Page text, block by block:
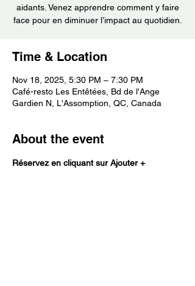
aidants. Venez apprendre comment y faire
face pour en diminuer l’impact au quotidien.
Time & Location
Nov 18, 2025, 5:30 PM – 7:30 PM
Café-resto Les Entêtées, Bd de l'Ange
Gardien N, L'Assomption, QC, Canada
About the event
Réservez en cliquant sur Ajouter +